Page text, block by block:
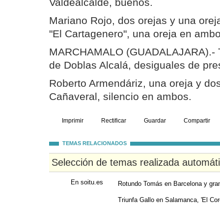
Valdealcalde, buenos.
Mariano Rojo, dos orejas y una
"El Cartagenero", una oreja en
MARCHAMALO
de Doblas Alcalá, desiguales de
Roberto Armendáriz, una oreja y
Cañaveral, silencio en ambos.
Imprimir Rectificar Guardar Compartir
TEMAS RELACIONADOS
Selección de temas realizada
En soitu.es Rotundo Tomás en Barcelona y
Triunfa Gallo en Salamanca, 'El